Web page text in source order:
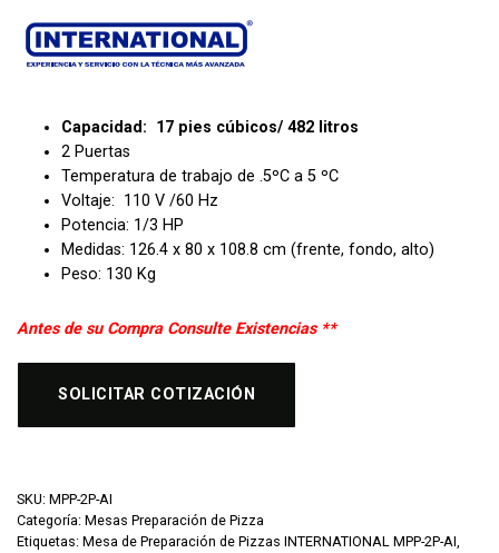
Capacidad: 17 pies cúbicos/ 482 litros
2 Puertas
Temperatura de trabajo de .5ºC a 5 ºC
Voltaje: 110 V /60 Hz
Potencia: 1/3 HP
Medidas: 126.4 x 80 x 108.8 cm (frente, fondo, alto)
Peso: 130 Kg
Antes de su Compra Consulte Existencias **
SOLICITAR COTIZACIÓN
SKU: MPP-2P-AI
Categoría: Mesas Preparación de Pizza
Etiquetas: Mesa de Preparación de Pizzas INTERNATIONAL MPP-2P-AI,